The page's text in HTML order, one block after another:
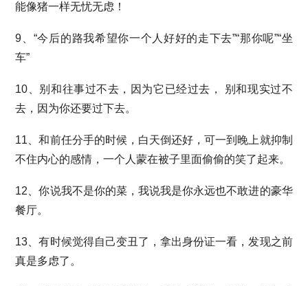
能像猪一样无忧无虑！
9、“今后的路我希望你一个人好好的走下去”“那你呢”“坐
车”
10、别和往事过不去，因为它已经过去， 别和现实过不
去，因为你还要过下去。
11、和前任分手的时候，白天倒还好，可一到晚上就抑制
不住内心的感情，一个人蒙在被子里面偷偷的笑了起来。
12、你说我不是你的菜，我说我是你永远也不敢进的豪华
餐厅。
13、有时候觉得自己变丑了，拿出身份证一看，发现之前
真是多虑了。